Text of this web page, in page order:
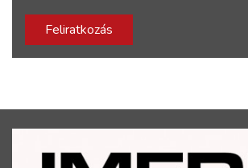
Feliratkozás